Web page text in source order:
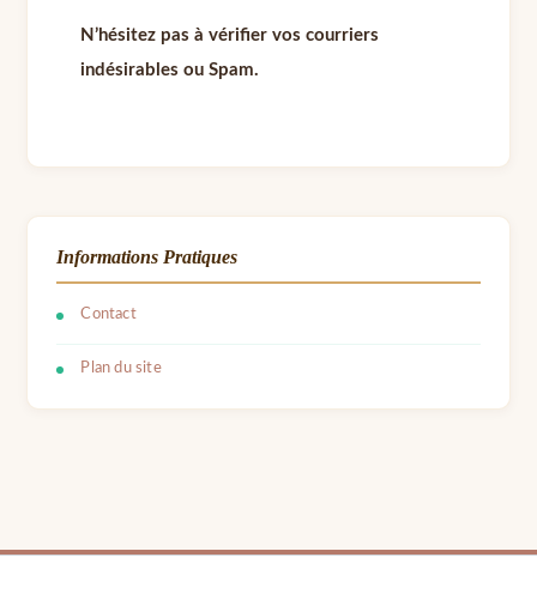
N’hésitez pas à vérifier vos courriers
indésirables ou Spam.
Informations Pratiques
Contact
Plan du site